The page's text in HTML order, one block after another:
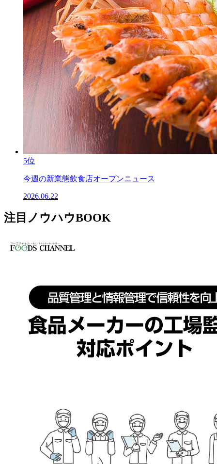
5位
今週の新業態飲食店オープンニュース
2026.06.22
注目ノウハウBOOK